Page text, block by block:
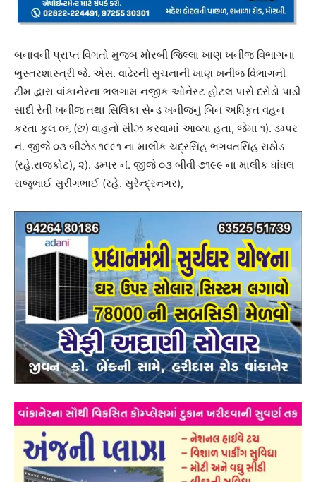
બનાવની પ્રાપ્ત વિગતો મુજબ મોરબી જિલ્લા ખાણ ખનીજ વિભાગના
ભુસ્તરશાસ્ત્રી જે. એસ. વાઢેરની સુચનાની ખાણ ખનીજ વિભાગની
ટીમ દ્વારા વાંકાનેરના ભલગામ નજીક ઓનેસ્ટ હોટલ પાસે દરોડો પાડી
સાદી રેતી ખનીજ તથા સિલિકા સેન્ડ ખનીજનું બિન અધિકૃત વહન
કરતા કુલ ૦૬ (છ) વાહનો સીઝ કરવામાં આવ્યા હતા, જેમા ૧). ડમ્પર
નં. જીજે ૦૩ બીઝેડ ૧૯૯૧ ના માલીક ચંદ્રસિંહ ભગવતસિંહ રાઠોડ
(રહે.રાજકોટ), ૨). ડમ્પર નં. જીજે ૦૩ બીવી ૭૧૯૯ ના માલીક ધાંધલ
રાજુભાઈ સુરીંગભાઈ (રહે. સુરેન્દ્રનગર),